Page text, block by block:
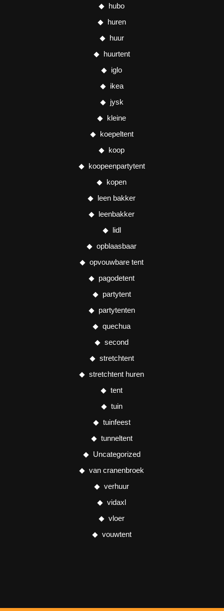
hubo
huren
huur
huurtent
iglo
ikea
jysk
kleine
koepeltent
koop
koopeenpartytent
kopen
leen bakker
leenbakker
lidl
opblaasbaar
opvouwbare tent
pagodetent
partytent
partytenten
quechua
second
stretchtent
stretchtent huren
tent
tuin
tuinfeest
tunneltent
Uncategorized
van cranenbroek
verhuur
vidaxl
vloer
vouwtent